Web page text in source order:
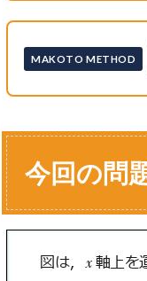
MAKOTO METHOD
今回の問